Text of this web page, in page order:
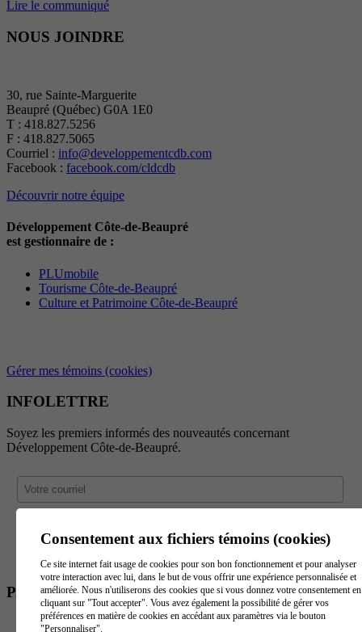
Lire le communiqué
NOUS JOINDRE
30, rue Sainte-Marguerite
Beaupré (Québec) G0A 1E0
T : 418.827.5256
F : 418.827.5065
Courriel : info@developpementcdb.com
Facebook : facebook.com/cldcdb
Découvrir notre équipe
Développement Côte-de-Beaupré
est gestionnaire de :
PLUmobile
Tourisme Côte-de-Beaupré
Culture et Patrimoine Côte-de-Beaupré
Gérer mes témoins (cookies)
INFOLETTRE
Soyez les premiers informés des nouveautés concernant
Développement Côte-de-Beaupré.
PARTENAIRES
Consentement aux fichiers témoins (cookies)
Ce site internet fait usage de cookies pour son bon fonctionnement et pour analyser
votre interaction avec lui, dans le but de vous offrir une expérience personnalisée et
améliorée. Nous n'utiliserons des cookies que si vous donnez votre consentement en
cliquant sur "Tout accepter". Vous avez également la possibilité de gérer vos
préférences en matière de cookies en accédant aux paramètres via le bouton
"Personnaliser".